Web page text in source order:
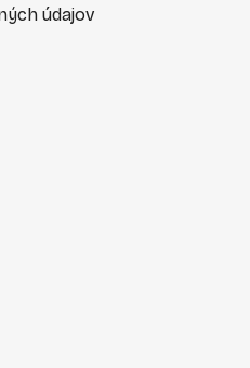
údajov